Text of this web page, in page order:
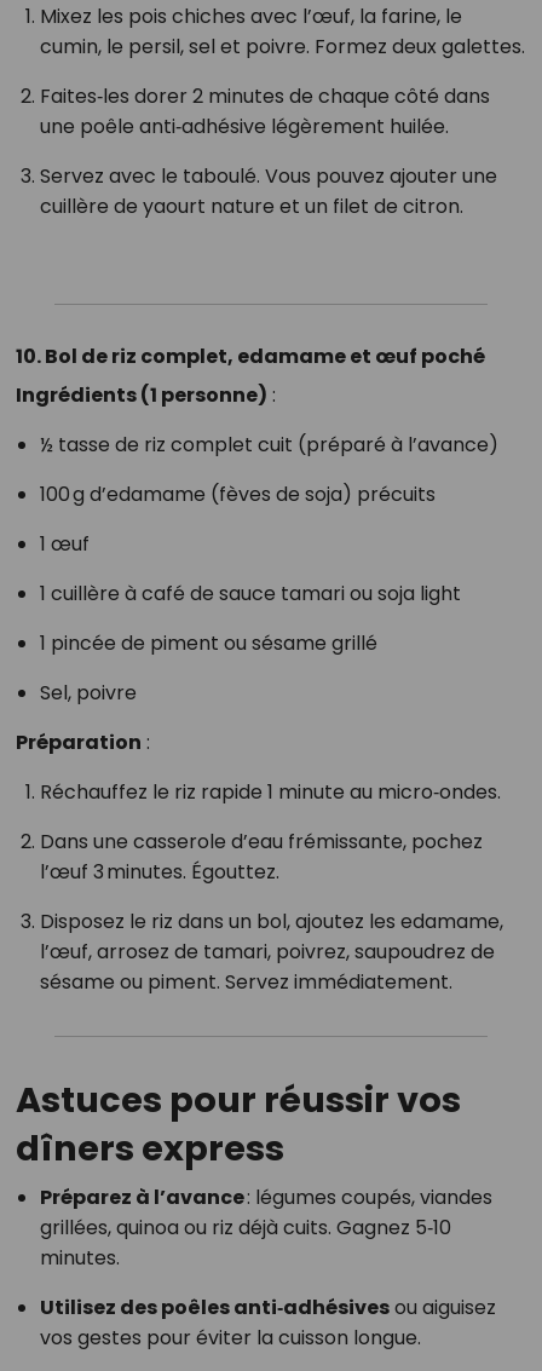
Mixez les pois chiches avec l’œuf, la farine, le
cumin, le persil, sel et poivre. Formez deux galettes.
Faites‑les dorer 2 minutes de chaque côté dans
une poêle anti‑adhésive légèrement huilée.
Servez avec le taboulé. Vous pouvez ajouter une
cuillère de yaourt nature et un filet de citron.
10. Bol de riz complet, edamame et œuf poché
Ingrédients (1 personne) :
½ tasse de riz complet cuit (préparé à l’avance)
100 g d’edamame (fèves de soja) précuits
1 œuf
1 cuillère à café de sauce tamari ou soja light
1 pincée de piment ou sésame grillé
Sel, poivre
Préparation :
Réchauffez le riz rapide 1 minute au micro‑ondes.
Dans une casserole d’eau frémissante, pochez
l’œuf 3 minutes. Égouttez.
Disposez le riz dans un bol, ajoutez les edamame,
l’œuf, arrosez de tamari, poivrez, saupoudrez de
sésame ou piment. Servez immédiatement.
Astuces pour réussir vos
dîners express
Préparez à l’avance: légumes coupés, viandes
grillées, quinoa ou riz déjà cuits. Gagnez 5‑10
minutes.
Utilisez des poêles anti‑adhésivesou aiguisez
vos gestes pour éviter la cuisson longue.